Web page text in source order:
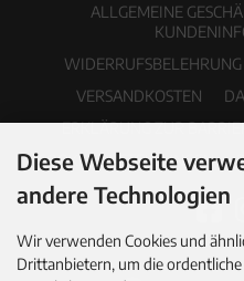
ALLGEMEINE
VERSANDKOSTEN
ERKLÄRUNG ZUR
COOKIE EINSTELLUNGEN
Diese Webseite
andere Technologien
Wir verwenden Cookies und
Drittanbietern, um die